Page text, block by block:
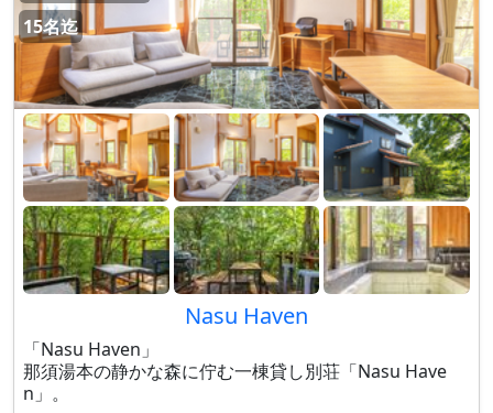
15名迄
Nasu Haven
「Nasu Haven」
那須湯本の静かな森に佇む一棟貸し別荘「Nasu Have
n」。